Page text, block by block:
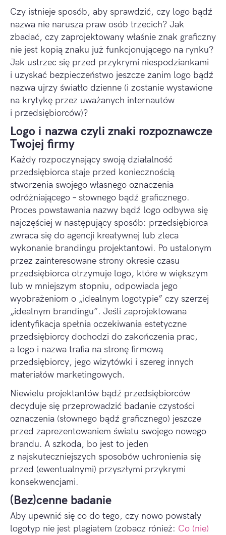
Czy istnieje sposób, aby sprawdzić, czy logo bądź
nazwa nie narusza praw osób trzecich? Jak
zbadać, czy zaprojektowany właśnie znak graficzny
nie jest kopią znaku już funkcjonującego na rynku?
Jak ustrzec się przed przykrymi niespodziankami
i uzyskać bezpieczeństwo jeszcze zanim logo bądź
nazwa ujrzy światło dzienne (i zostanie wystawione
na krytykę przez uważanych internautów
i przedsiębiorców)?
Logo i nazwa czyli znaki rozpoznawcze
Twojej firmy
Każdy rozpoczynający swoją działalność
przedsiębiorca staje przed koniecznością
stworzenia swojego własnego oznaczenia
odróżniającego – słownego bądź graficznego.
Proces powstawania nazwy bądź logo odbywa się
najczęściej w następujący sposób: przedsiębiorca
zwraca się do agencji kreatywnej lub zleca
wykonanie brandingu projektantowi. Po ustalonym
przez zainteresowane strony okresie czasu
przedsiębiorca otrzymuje logo, które w większym
lub w mniejszym stopniu, odpowiada jego
wyobrażeniom o „idealnym logotypie” czy szerzej
„idealnym brandingu”. Jeśli zaprojektowana
identyfikacja spełnia oczekiwania estetyczne
przedsiębiorcy dochodzi do zakończenia prac,
a logo i nazwa trafia na stronę firmową
przedsiębiorcy, jego wizytówki i szereg innych
materiałów marketingowych.
Niewielu projektantów bądź przedsiębiorców
decyduje się przeprowadzić badanie czystości
oznaczenia (słownego bądź graficznego) jeszcze
przed zaprezentowaniem światu swojego nowego
brandu. A szkoda, bo jest to jeden
z najskuteczniejszych sposobów uchronienia się
przed (ewentualnymi) przyszłymi przykrymi
konsekwencjami.
(Bez)cenne badanie
Aby upewnić się co do tego, czy nowo powstały
logotyp nie jest plagiatem (zobacz rónież: Co (nie)